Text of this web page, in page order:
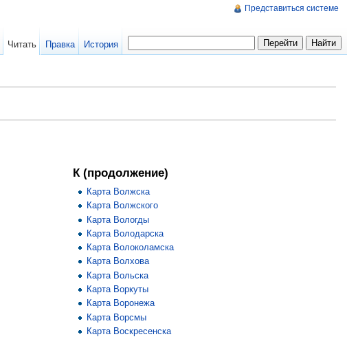
К (продолжение)
Карта Волжска
Карта Волжского
Карта Вологды
Карта Володарска
Карта Волоколамска
Карта Волхова
Карта Вольска
Карта Воркуты
Карта Воронежа
Карта Ворсмы
Карта Воскресенска
Представиться системе
Читать Правка История